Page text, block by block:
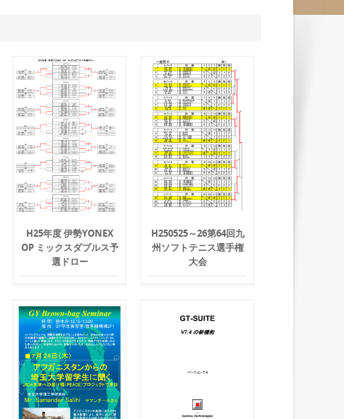
H25年度 伊勢YONEX
OP ミックスダブルス予
選ドロー
H250525～26第64回九
州ソフトテニス選手権
大会